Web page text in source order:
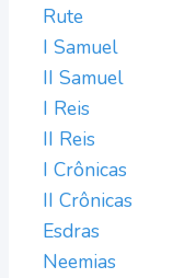
Rute
I Samuel
II Samuel
I Reis
II Reis
I Crônicas
II Crônicas
Esdras
Neemias